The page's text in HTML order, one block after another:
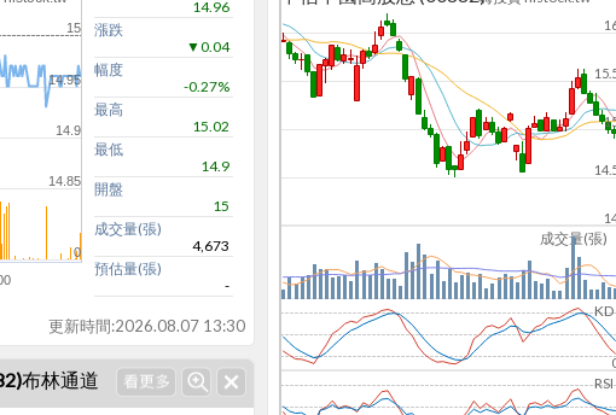
14.85
14.9
14.95
15
0
14.96
漲跌
▼0.04
幅度
-0.27%
最高
15.02
最低
14.9
開盤
15
成交量(張)
4,673
預估量(張)
-
更新時間:2026.08.07 13:30
成交量(張)
KD
RSI
布林通道